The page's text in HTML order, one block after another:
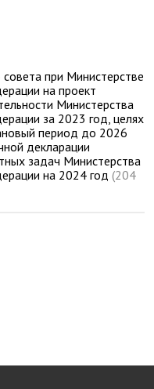
при Министерстве
на проект
Министерства
за 2023 год, целях
период до 2026
декларации
задач Министерства
на 2024 год (204